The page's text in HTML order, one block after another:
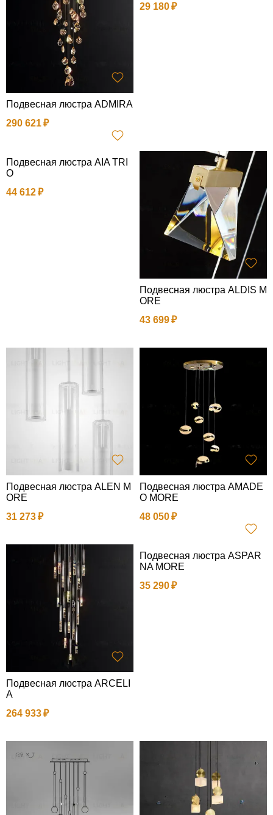
Подвесная люстра ADMIRA
290 621
29 180
Подвесная люстра AIA TRI
O
44 612
Подвесная люстра ALDIS M
ORE
43 699
Подвесная люстра ALEN M
ORE
31 273
Подвесная люстра AMADE
O MORE
48 050
Подвесная люстра ARCELI
A
264 933
Подвесная люстра ASPAR
NA MORE
35 290